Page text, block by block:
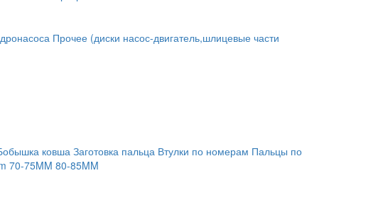
Прочее (диски насос-двигатель,шлицевые части
ковша Заготовка пальца Втулки по номерам Пальцы по
70-75MM 80-85MM